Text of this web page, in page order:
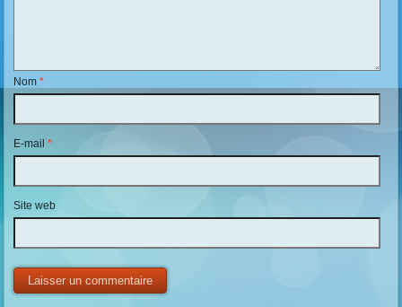
Nom*
E-mail*
Site web